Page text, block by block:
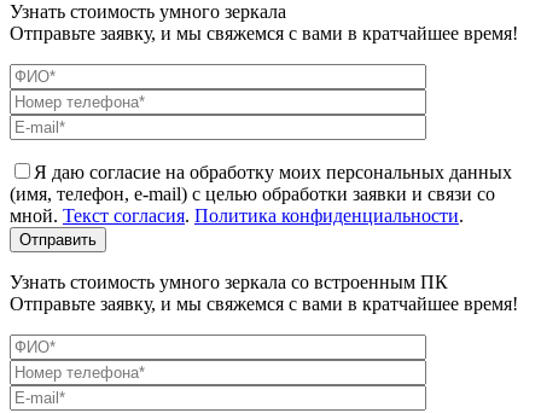
Узнать стоимость умного зеркала
Отправьте заявку, и мы свяжемся с вами в кратчайшее время!
Я даю согласие на обработку моих персональных данных
(имя, телефон, e-mail) с целью обработки заявки и связи со
мной. Текст согласия. Политика конфиденциальности.
Узнать стоимость умного зеркала со встроенным ПК
Отправьте заявку, и мы свяжемся с вами в кратчайшее время!